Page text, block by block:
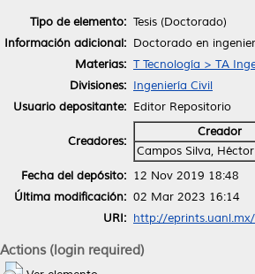
Tipo de elemento: Tesis (Doctorado)
Información adicional: Doctorado en
Materias: T Tecnología > TA
Divisiones: Ingeniería Civil
Usuario depositante: Editor Repositorio
Creadores:
Creador
Campos Silva,
Fecha del depósito: 12 Nov 2019 18:48
Última modificación: 02 Mar 2023 16:14
URI: http://
Actions (login required)